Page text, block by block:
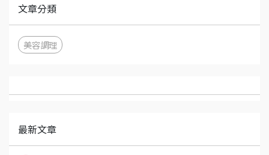
文章分類
美容調理
最新文章